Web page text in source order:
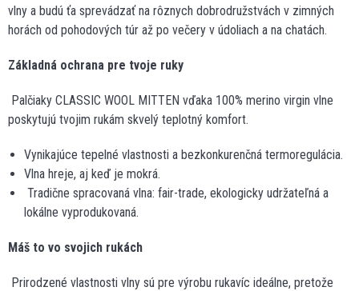
vlny a budú ťa sprevádzať na rôznych dobrodružstvách v zimných
horách od pohodových túr až po večery v údoliach a na chatách.
Základná ochrana pre tvoje ruky
Palčiaky CLASSIC WOOL MITTEN vďaka 100% merino virgin vlne
poskytujú tvojim rukám skvelý teplotný komfort.
Vynikajúce tepelné vlastnosti a bezkonkurenčná termoregulácia.
Vlna hreje, aj keď je mokrá.
Tradične spracovaná vlna: fair-trade, ekologicky udržateľná a
lokálne vyprodukovaná.
Máš to vo svojich rukách
Prirodzené vlastnosti vlny sú pre výrobu rukavíc ideálne, pretože